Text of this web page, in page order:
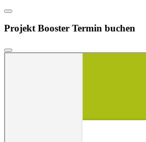
Projekt Booster Termin buchen